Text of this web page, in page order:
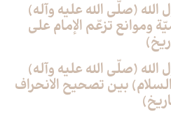
(صلّى الله عليه وآله)
وموانع تزعّم الإمام علي
(صلّى الله عليه وآله)
السلام) بين تصحيح الانحراف